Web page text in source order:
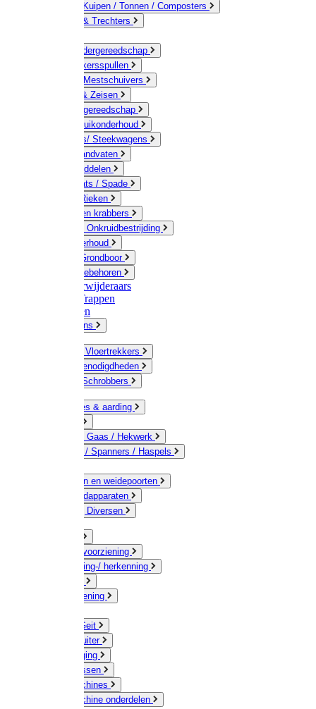
Emmers / Kuipen / Tonnen / Composters
Jerrycans & Trechters
Hand-/ Kindergereedschap
Stratenmakersspullen
Sneeuw- / Mestschuivers
Baggeren & Zeisen
Elektrisch gereedschap
Boom / Struikonderhoud
Kruiwagens/ Steekwagens
Stelen / Handvaten
Tuinhulpmiddelen
Schop / Bats / Spade
Vorken & Rieken
Cultivator en krabbers
Schoffels / Onkruidbestrijding
Gazononderhoud
Hamers / Grondboor
Sledes / toebehoren
Onkruidverwijderaars
Ladders / Trappen
Werkbanken
Betonmolens
Bezems & Vloertrekkers
Schildersbenodigdheden
Borstels / Schrobbers
Accessoires & aarding
Geleiders / Gaas / Hekwerk
Verbinders / Spanners / Haspels
Doorgangen en weidepoorten
Schrikdraadapparaten
Afrastering Diversen
Drinkwatervoorziening
Veemarkering-/ herkenning
Voervoorziening
Schaap / Geit
Paard & Ruiter
Veeverzorging
Scheermessen
Scheermachines
Scheermachine onderdelen